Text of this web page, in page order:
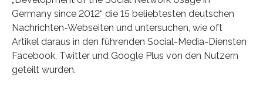
Germany since 2012“ die 15 beliebtesten deutschen
Nachrichten-Webseiten und untersuchen, wie oft
Artikel daraus in den führenden Social-Media-Diensten
Facebook, Twitter und Google Plus von den Nutzern
geteilt wurden.